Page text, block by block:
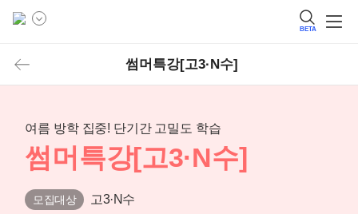
BETA
썸머특강[고3·N수]
여름 방학 집중! 단기간 고밀도 학습
썸머특강[고3·N수]
모집대상 고3·N수